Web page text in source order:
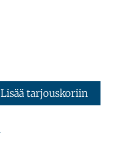
Lisää tarjouskoriin